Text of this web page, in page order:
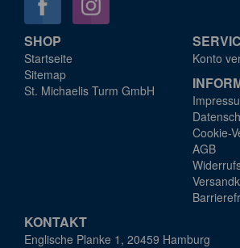
SHOP
Startseite
Sitemap
St. Michaelis Turm GmbH
Konto
Cookie-
AGB
KONTAKT
Englische Planke 1, 20459 Hamburg